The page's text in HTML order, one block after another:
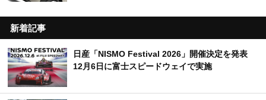
新着記事
日産「NISMO Festival 2026」開催決定を発表
12月6日に富士スピードウェイで実施